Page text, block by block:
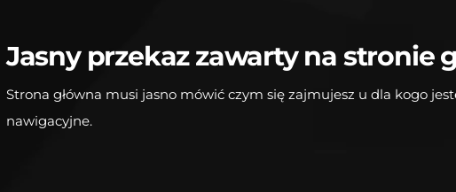
Jasny przekaz zawarty na stronie
Strona główna musi jasno mówić czym się zajmujesz u dla kogo
nawigacyjne.